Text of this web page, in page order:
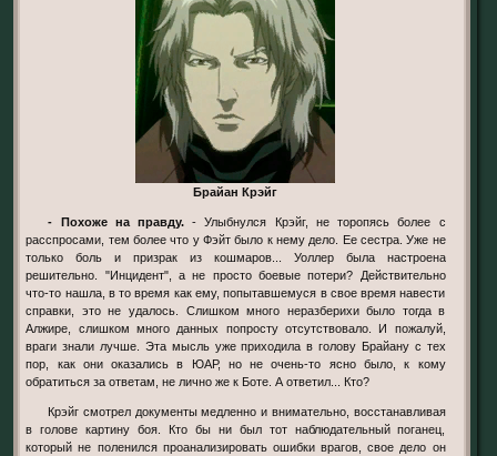
Брайан Крэйг
- Похоже на правду. - Улыбнулся Крэйг, не торопясь более с
расспросами, тем более что у Фэйт было к нему дело. Ее сестра. Уже не
только боль и призрак из кошмаров... Уоллер была настроена
решительно. "Инцидент", а не просто боевые потери? Действительно
что-то нашла, в то время как ему, попытавшемуся в свое время навести
справки, это не удалось. Слишком много неразберихи было тогда в
Алжире, слишком много данных попросту отсутствовало. И пожалуй,
враги знали лучше. Эта мысль уже приходила в голову Брайану с тех
пор, как они оказались в ЮАР, но не очень-то ясно было, к кому
обратиться за ответам, не лично же к Боте. А ответил... Кто?
Крэйг смотрел документы медленно и внимательно, восстанавливая
в голове картину боя. Кто бы ни был тот наблюдательный поганец,
который не поленился проанализировать ошибки врагов, свое дело он